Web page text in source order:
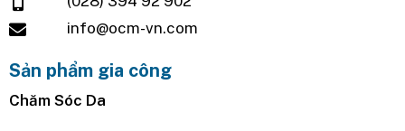
info@ocm-vn.com
Sản phẩm gia công
Chăm Sóc Da